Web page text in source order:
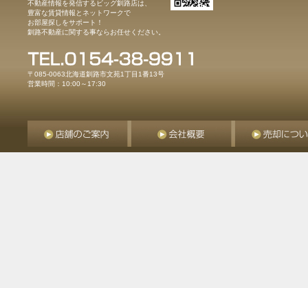
不動産情報を発信するビッグ釧路店は、
豊富な賃貸情報とネットワークで
お部屋探しをサポート！
釧路不動産に関する事ならお任せください。
〒085-0063北海道釧路市文苑1丁目1番13号
営業時間：10:00～17:30